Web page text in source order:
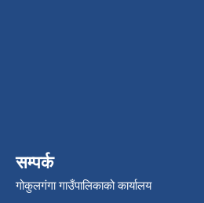
सम्पर्क
गोकुलगंगा गाउँपालिकाको कार्यालय